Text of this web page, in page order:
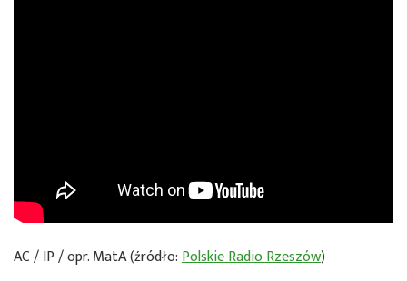
AC / IP / opr. MatA (źródło:Polskie Radio Rzeszów)